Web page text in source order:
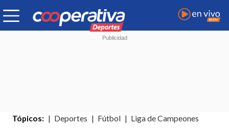
Tópicos: Deportes Fútbol Liga de Campeones